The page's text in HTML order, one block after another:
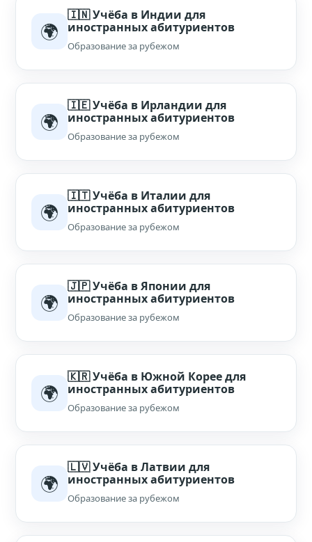
🌍
🇮🇳 Учёба в Индии для
иностранных абитуриентов
Образование за рубежом
🌍
🇮🇪 Учёба в Ирландии для
иностранных абитуриентов
Образование за рубежом
🌍
🇮🇹 Учёба в Италии для
иностранных абитуриентов
Образование за рубежом
🌍
🇯🇵 Учёба в Японии для
иностранных абитуриентов
Образование за рубежом
🌍
🇰🇷 Учёба в Южной Корее для
иностранных абитуриентов
Образование за рубежом
🌍
🇱🇻 Учёба в Латвии для
иностранных абитуриентов
Образование за рубежом